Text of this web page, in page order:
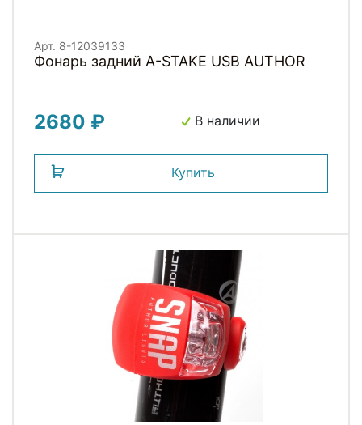
Арт. 8-12039133
Фонарь задний A-STAKE USB AUTHOR
2680 ₽ В наличии
Купить